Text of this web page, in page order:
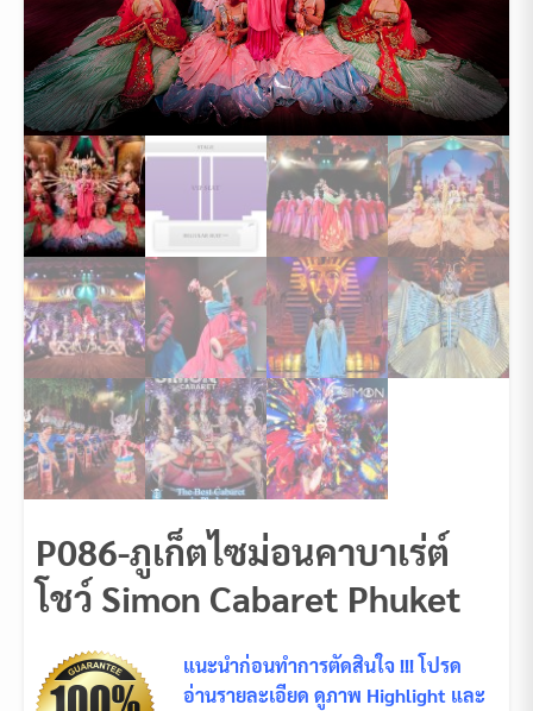
P086-ภูเก็ตไซม่อนคาบาเร่ต์
โชว์ Simon Cabaret Phuket
แนะนำก่อนทำการตัดสินใจ !!! โปรด
อ่านรายละเอียด ดูภาพ Highlight และ